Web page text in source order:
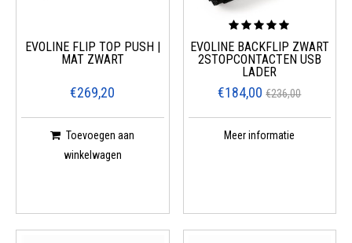
EVOLINE FLIP TOP PUSH |
MAT ZWART
€269,20
Toevoegen aan
winkelwagen
EVOLINE BACKFLIP ZWART
2STOPCONTACTEN USB
LADER
€184,00 €236,00
Meer informatie